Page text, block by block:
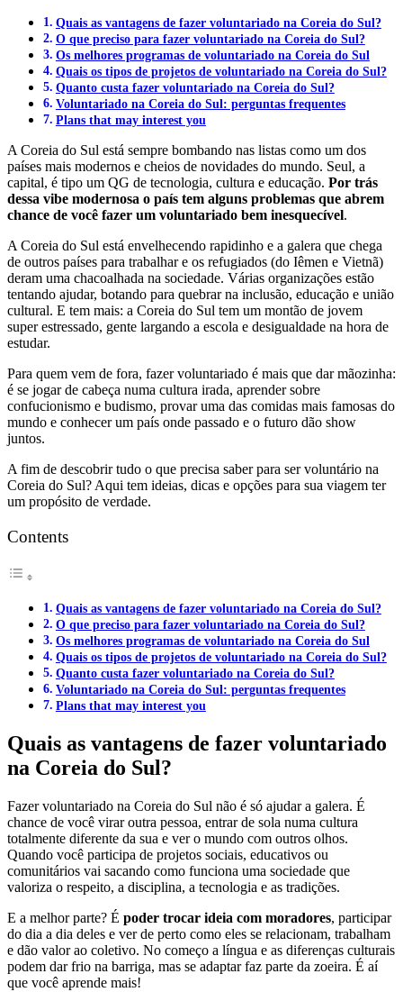
Quais as vantagens de fazer voluntariado na Coreia do Sul?
O que preciso para fazer voluntariado na Coreia do Sul?
Os melhores programas de voluntariado na Coreia do Sul
Quais os tipos de projetos de voluntariado na Coreia do Sul?
Quanto custa fazer voluntariado na Coreia do Sul?
Voluntariado na Coreia do Sul: perguntas frequentes
Plans that may interest you
A Coreia do Sul está sempre bombando nas listas como um dos
países mais modernos e cheios de novidades do mundo. Seul, a
capital, é tipo um QG de tecnologia, cultura e educação. Por trás
dessa vibe modernosa o país tem alguns problemas que abrem
chance de você fazer um voluntariado bem inesquecível.
A Coreia do Sul está envelhecendo rapidinho e a galera que chega
de outros países para trabalhar e os refugiados (do Iêmen e Vietnã)
deram uma chacoalhada na sociedade. Várias organizações estão
tentando ajudar, botando para quebrar na inclusão, educação e união
cultural. E tem mais: a Coreia do Sul tem um montão de jovem
super estressado, gente largando a escola e desigualdade na hora de
estudar.
Para quem vem de fora, fazer voluntariado é mais que dar mãozinha:
é se jogar de cabeça numa cultura irada, aprender sobre
confucionismo e budismo, provar uma das comidas mais famosas do
mundo e conhecer um país onde passado e o futuro dão show
juntos.
A fim de descobrir tudo o que precisa saber para ser voluntário na
Coreia do Sul? Aqui tem ideias, dicas e opções para sua viagem ter
um propósito de verdade.
Contents
Quais as vantagens de fazer voluntariado na Coreia do Sul?
O que preciso para fazer voluntariado na Coreia do Sul?
Os melhores programas de voluntariado na Coreia do Sul
Quais os tipos de projetos de voluntariado na Coreia do Sul?
Quanto custa fazer voluntariado na Coreia do Sul?
Voluntariado na Coreia do Sul: perguntas frequentes
Plans that may interest you
Quais as vantagens de fazer voluntariado
na Coreia do Sul?
Fazer voluntariado na Coreia do Sul não é só ajudar a galera. É
chance de você virar outra pessoa, entrar de sola numa cultura
totalmente diferente da sua e ver o mundo com outros olhos.
Quando você participa de projetos sociais, educativos ou
comunitários vai sacando como funciona uma sociedade que
valoriza o respeito, a disciplina, a tecnologia e as tradições.
E a melhor parte? É poder trocar ideia com moradores, participar
do dia a dia deles e ver de perto como eles se relacionam, trabalham
e dão valor ao coletivo. No começo a língua e as diferenças culturais
podem dar frio na barriga, mas se adaptar faz parte da zoeira. É aí
que você aprende mais!